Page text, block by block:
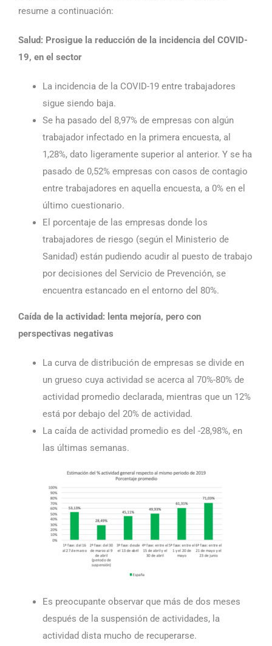
resume a continuación:
Salud: Prosigue la reducción de la incidencia del COVID-
19, en el sector
La incidencia de la COVID-19 entre trabajadores
sigue siendo baja.
Se ha pasado del 8,97% de empresas con algún
trabajador infectado en la primera encuesta, al
1,28%, dato ligeramente superior al anterior. Y se ha
pasado de 0,52% empresas con casos de contagio
entre trabajadores en aquella encuesta, a 0% en el
último cuestionario.
El porcentaje de las empresas donde los
trabajadores de riesgo (según el Ministerio de
Sanidad) están pudiendo acudir al puesto de trabajo
por decisiones del Servicio de Prevención, se
encuentra estancado en el entorno del 80%.
Caída de la actividad: lenta mejoría, pero con
perspectivas negativas
La curva de distribución de empresas se divide en
un grueso cuya actividad se acerca al 70%-80% de
actividad promedio declarada, mientras que un 12%
está por debajo del 20% de actividad.
La caída de actividad promedio es del -28,98%, en
las últimas semanas.
Es preocupante observar que más de dos meses
después de la suspensión de actividades, la
actividad dista mucho de recuperarse.